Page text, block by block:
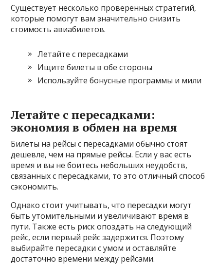
Существует несколько проверенных стратегий,
которые помогут вам значительно снизить
стоимость авиабилетов.
Летайте с пересадками
Ищите билеты в обе стороны
Используйте бонусные программы и мили
Летайте с пересадками:
экономия в обмен на время
Билеты на рейсы с пересадками обычно стоят
дешевле, чем на прямые рейсы. Если у вас есть
время и вы не боитесь небольших неудобств,
связанных с пересадками, то это отличный способ
сэкономить.
Однако стоит учитывать, что пересадки могут
быть утомительными и увеличивают время в
пути. Также есть риск опоздать на следующий
рейс, если первый рейс задержится. Поэтому
выбирайте пересадки с умом и оставляйте
достаточно времени между рейсами.